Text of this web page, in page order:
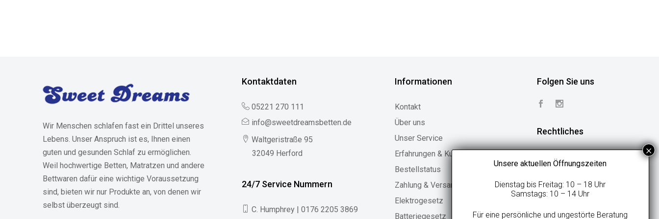
Wir Menschen schlafen fast ein Drittel unseres
Lebens. Unser Anspruch ist es, Ihnen einen
guten und gesunden Schlaf zu ermöglichen.
Weil hochwertige Betten, Matratzen und andere
Bettwaren dafür eine wichtige Voraussetzung
sind, bieten wir nur Produkte an, von denen wir
selbst überzeugt sind.
Kontaktdaten
05221 270 111
info@sweetdreamsbetten.de
Waltgeristraße 95
32049 Herford
24/7 Service Nummern
C. Humphrey | 0176 2205 3869
Informationen
Kontakt
Über uns
Unser Service
Erfahrungen & Kundenstimmen
Bestellstatus
Zahlung & Versand
Elektrogesetz
Batteriegesetz
Folgen Sie uns
Rechtliches
Vertrag widerrufen
Geschäftsbedingungen
Unsere aktuellen Öffnungszeiten
Dienstag bis Freitag: 10 – 18 Uhr
Samstags: 10 – 14 Uhr
Für eine persönliche und ungestörte Beratung